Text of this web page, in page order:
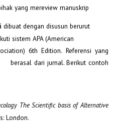
yang mereview manuskrip
dibuat dengan disusun berurut
APA (American
6th Edition. Referensi yang
dari jurnal. Berikut contoh
The Scientific basis of Alternative